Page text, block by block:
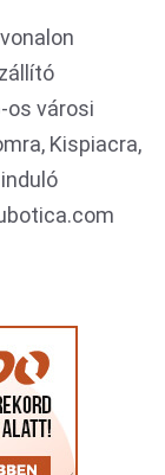
os városi
Kispiacra,